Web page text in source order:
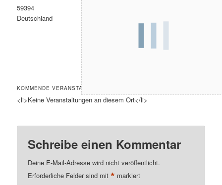
59394
Deutschland
KOMMENDE VERANSTALTUNGEN
<li>Keine Veranstaltungen an diesem Ort</li>
Schreibe einen Kommentar
Deine E-Mail-Adresse wird nicht veröffentlicht.
Erforderliche Felder sind mit* markiert